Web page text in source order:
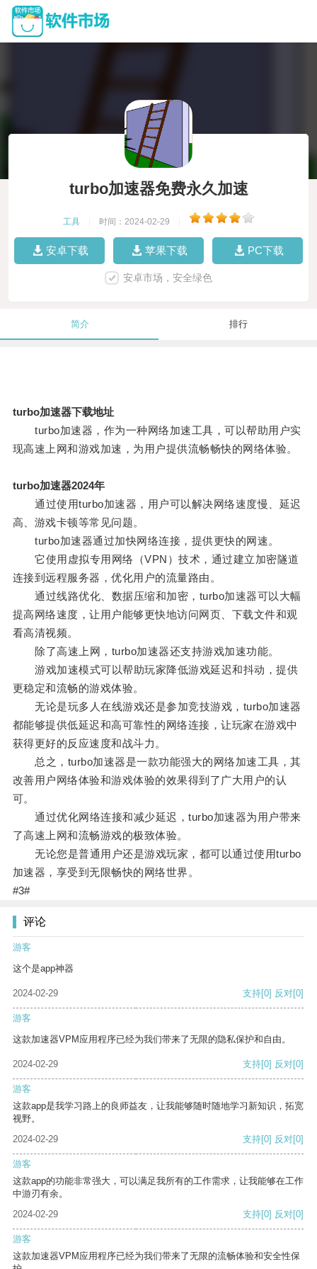
turbo加速器免费永久加速
工具 时间：2024-02-29
安卓下载 苹果下载 PC下载
安卓市场，安全绿色
简介 排行
turbo加速器下载地址
turbo加速器，作为一种网络加速工具，可以帮助用户实
现高速上网和游戏加速，为用户提供流畅畅快的网络体验。
turbo加速器2024年
通过使用turbo加速器，用户可以解决网络速度慢、延迟
高、游戏卡顿等常见问题。
turbo加速器通过加快网络连接，提供更快的网速。
它使用虚拟专用网络（VPN）技术，通过建立加密隧道
连接到远程服务器，优化用户的流量路由。
通过线路优化、数据压缩和加密，turbo加速器可以大幅
提高网络速度，让用户能够更快地访问网页、下载文件和观
看高清视频。
除了高速上网，turbo加速器还支持游戏加速功能。
游戏加速模式可以帮助玩家降低游戏延迟和抖动，提供
更稳定和流畅的游戏体验。
无论是玩多人在线游戏还是参加竞技游戏，turbo加速器
都能够提供低延迟和高可靠性的网络连接，让玩家在游戏中
获得更好的反应速度和战斗力。
总之，turbo加速器是一款功能强大的网络加速工具，其
改善用户网络体验和游戏体验的效果得到了广大用户的认
可。
通过优化网络连接和减少延迟，turbo加速器为用户带来
了高速上网和流畅游戏的极致体验。
无论您是普通用户还是游戏玩家，都可以通过使用turbo
加速器，享受到无限畅快的网络世界。
#3#
评论
游客
这个是app神器
2024-02-29 支持[0] 反对[0]
游客
这款加速器VPM应用程序已经为我们带来了无限的隐私保护和自由。
2024-02-29 支持[0] 反对[0]
游客
这款app是我学习路上的良师益友，让我能够随时随地学习新知识，拓宽
视野。
2024-02-29
支持[0] 反对[0]
游客
这款app的功能非常强大，可以满足我所有的工作需求，让我能够在工作
中游刃有余。
2024-02-29
支持[0] 反对[0]
游客
这款加速器VPM应用程序已经为我们带来了无限的流畅体验和安全性保